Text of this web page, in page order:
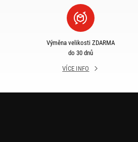
Výměna velikosti ZDARMA
do 30 dnů
VÍCE INFO